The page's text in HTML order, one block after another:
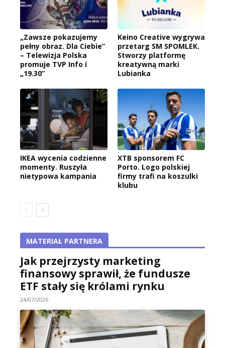
„Zawsze pokazujemy
pełny obraz. Dla Ciebie”
– Telewizja Polska
promuje TVP Info i
„19.30”
Keino Creative wygrywa
przetarg SM SPOMLEK.
Stworzy platformę
kreatywną marki
Lubianka
IKEA wycenia codzienne
momenty. Ruszyła
nietypowa kampania
XTB sponsorem FC
Porto. Logo polskiej
firmy trafi na koszulki
klubu
MATERIAŁ PARTNERA
Jak przejrzysty marketing
finansowy sprawił, że fundusze
ETF stały się królami rynku
24/07/2026